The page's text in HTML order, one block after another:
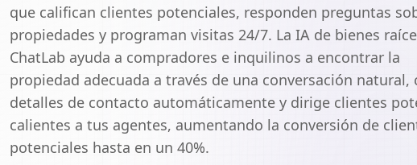
que califican clientes potenciales, responden preguntas
propiedades y programan visitas 24/7. La IA de bienes
ChatLab ayuda a compradores e inquilinos a encontrar la
propiedad adecuada a través de una conversación natural,
detalles de contacto automáticamente y dirige clientes
calientes a tus agentes, aumentando la conversión de
potenciales hasta en un 40%.